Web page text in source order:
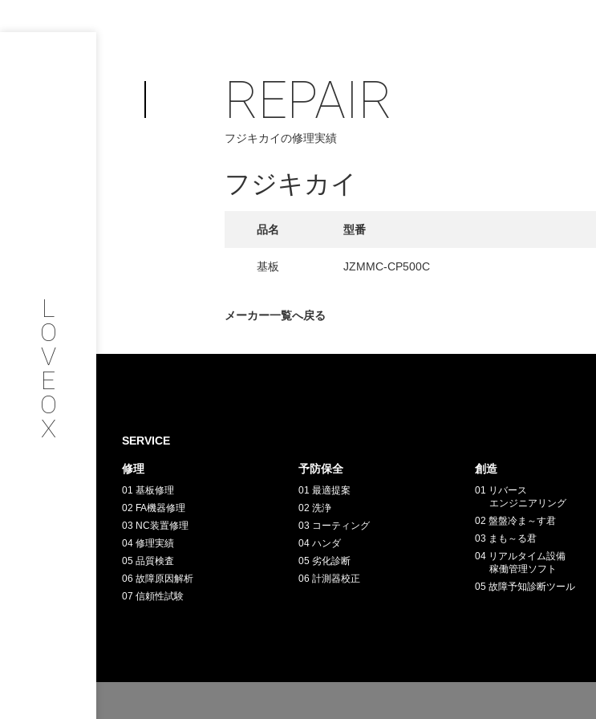
L
O
V
E
O
X
PHILOSOPHY
フィロソフィー
COMPANY
PROFILE
SERVICE
INTERVIEW
お客様インタビュー
RECRUIT
採用情報
CHALLENGE
お問い合わせ / 発送先
REPAIR
フジキカイの修理実績
フジキカイ
品名 型番
基板 JZMMC-CP500C
メーカー一覧へ戻る
SERVICE
修理
01 基板修理
02 FA機器修理
03 NC装置修理
04 修理実績
05 品質検査
06 故障原因解析
07 信頼性試験
予防保全
01 最適提案
02 洗浄
03 コーティング
04 ハンダ
05 劣化診断
06 計測器校正
創造
01 リバース
エンジニアリング
02 盤盤冷ま～す君
03 まも～る君
04 リアルタイム設備
稼働管理ソフト
05 故障予知診断ツール